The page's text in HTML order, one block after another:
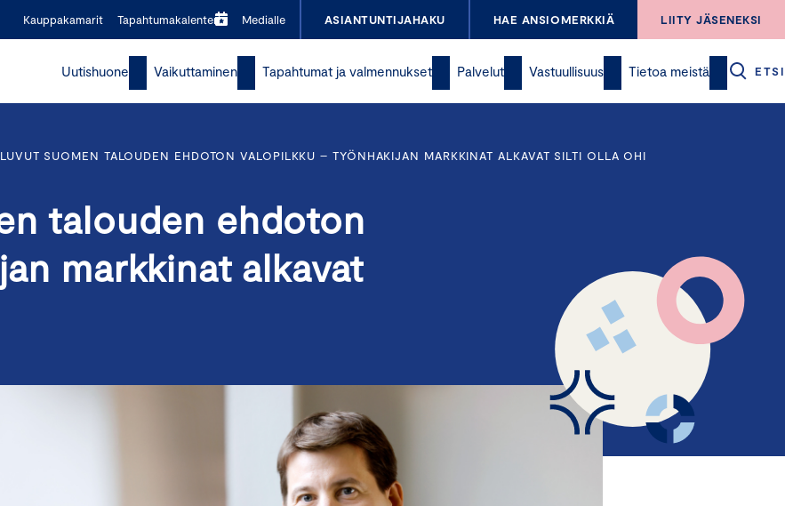
Kauppakamarit Tapahtumakalenteri Medialle ASIANTUNTIJAHAKU HAE ANSIOMERKKIÄ LIITY JÄSENEKSI
Uutishuone Vaikuttaminen Tapahtumat ja valmennukset Palvelut Vastuullisuus Tietoa meistä ETSI
SUOMEN TALOUDEN EHDOTON VALOPILKKU – TYÖNHAKIJAN MARKKINAT ALKAVAT SILTI OLLA OHI
talouden ehdoton
markkinat alkavat